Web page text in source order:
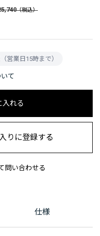
入れる
問い合わせる
りに登録する
営業日15時まで）
て
仕様